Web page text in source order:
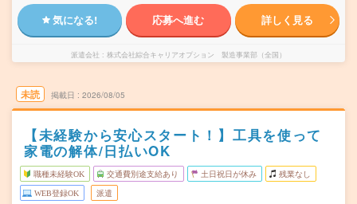
気になる! 応募へ進む 詳しく見る
派遣会社 株式会社綜合キャリアオプション 製造事業部（全国）
未読 掲載日 2026/08/05
【未経験から安心スタート！】工具を使って
家電の解体/日払いOK
職種未経験OK 交通費別途支給あり 土日祝日が休み 残業なし
WEB登録OK 派遣